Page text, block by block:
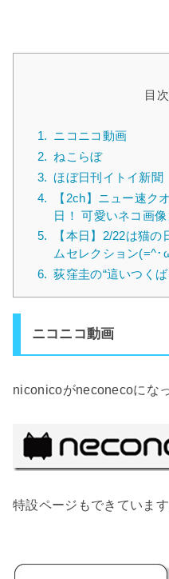
目次
1. ニコニコ動画
2. ねこらぼ
3. ほぼ日刊イトイ新聞
4.
【2ch】ニュー速ク
日！ 可愛いネコ画
5.
【本日】2/22は猫
ムセレクション(=^
6. 荻窪圭の“這いつく
ニコニコ動画
niconicoがneconecoにな
特設ページもできています